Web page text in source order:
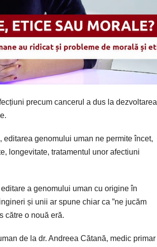
precum cancerul a dus la dezvoltarea
genomului uman ne permite încet,
longevitate, tratamentul unor afectiuni
a genomului uman cu origine în
și unii ar spune chiar ca ”ne jucăm
către o nouă eră.
de la dr. Andreea Cătană, medic primar